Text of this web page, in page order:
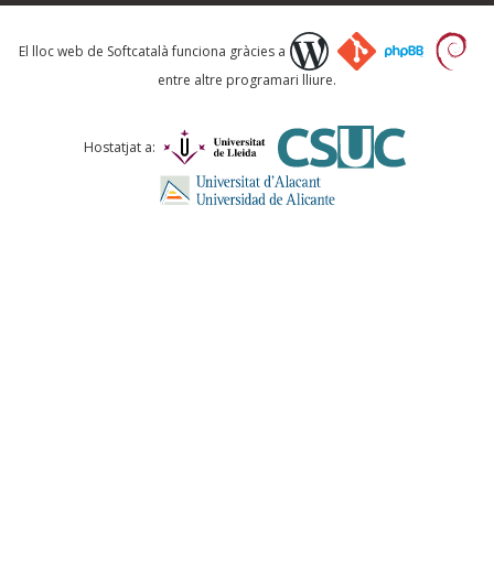
Què proposeu?
Comentari *
El lloc web de Softcatalà funciona gràcies a
entre altre programari lliure.
Hostatjat a: